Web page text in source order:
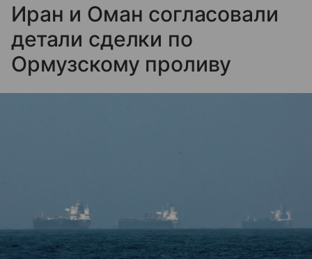
Иран и Оман согласовали
детали сделки по
Ормузскому проливу